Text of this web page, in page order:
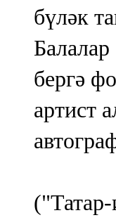
бүләк
бергә
артист